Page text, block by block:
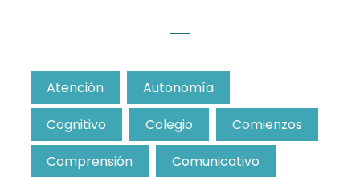
Atención
Autonomía
Cognitivo
Colegio
Comienzos
Comprensión
Comunicativo